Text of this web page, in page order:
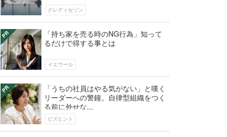
クレディセゾン
「持ち家を売る時のNG行為」知って
るだけで得する事とは
イエウール
「うちの社員はやる気がない」と嘆く
リーダーへの警鐘。自律型組織をつく
る前に外せな...
ビズヒント